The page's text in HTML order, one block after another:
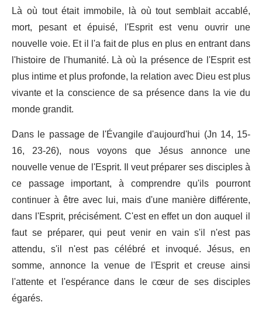
Là où tout était immobile, là où tout semblait accablé,
mort, pesant et épuisé, l'Esprit est venu ouvrir une
nouvelle voie. Et il l'a fait de plus en plus en entrant dans
l'histoire de l'humanité. Là où la présence de l'Esprit est
plus intime et plus profonde, la relation avec Dieu est plus
vivante et la conscience de sa présence dans la vie du
monde grandit.
Dans le passage de l'Évangile d'aujourd'hui (Jn 14, 15-
16, 23-26), nous voyons que Jésus annonce une
nouvelle venue de l'Esprit. Il veut préparer ses disciples à
ce passage important, à comprendre qu'ils pourront
continuer à être avec lui, mais d'une manière différente,
dans l'Esprit, précisément. C'est en effet un don auquel il
faut se préparer, qui peut venir en vain s'il n'est pas
attendu, s'il n'est pas célébré et invoqué. Jésus, en
somme, annonce la venue de l'Esprit et creuse ainsi
l'attente et l'espérance dans le cœur de ses disciples
égarés.